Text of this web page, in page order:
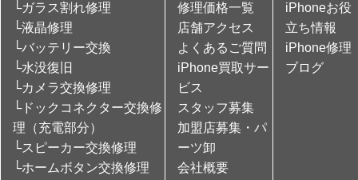
└ガラス割れ修理
└液晶修理
└バッテリー交換
└水没復旧
└カメラ交換修理
└ドックコネクター交換修
理（充電部分）
└スピーカー交換修理
└ホームボタン交換修理
修理価格一覧
店舗アクセス
よくあるご質問
iPhone買取サー
ビス
スタッフ募集
加盟店募集・パ
ーツ卸
会社概要
iPhoneお役
立ち情報
iPhone修理
ブログ